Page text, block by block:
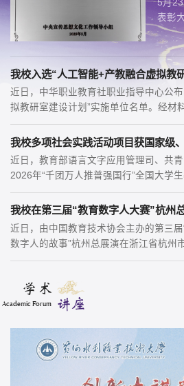
顶端新闻：黄河水利职业技术大学举
来创新路径...
河南日报客户端：黄河水利职业技术
央视频 | 2026.07.14
央视频：政学研三方聚力 服务黄河流
中国教育报客户端 | 2026.07.14
中国教育报客户端：河水利职业技术
流域生态保护...
《河南日报》：高水平职业院校服务
河南教育宣传网 | 2026.06.08
河南教育宣传网：2026年河南省职业
5月
表彰
宣传
“全
学校
一项
文明
我校入选“人工智能+产教融合虚拟教
近日，中华职业教育社职业指导中心公
拟教研室建设计划”实施单位名单。经材
等严格审核环节，最终在全国确定30家
技...
我校多项社会实践活动项目获国家级
近日，教育部语言文字应用管理司、共
2026年“千团万人推普强国行”全国大学
动入选名单，我校水利工程学院“‘水润乡
我校在第三届“教育数字人大赛”杭州
近日，由中国教育技术协会主办的第三
数字人的故事”杭州总展演在浙江省杭州
高等教育、职业教育、基础教育、继续
学术
Academic Forum 讲座